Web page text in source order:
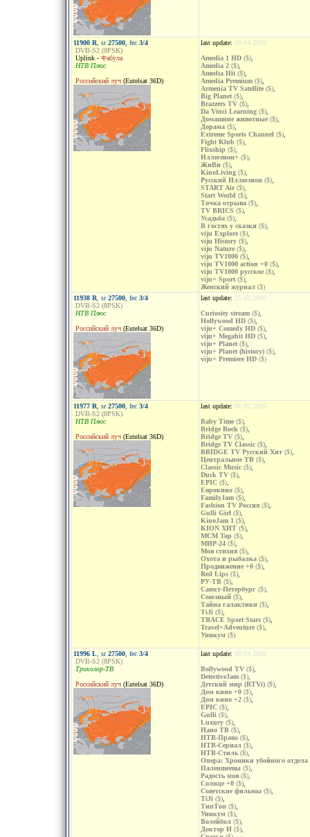
11900 R , sr27500 , fec 3/4
DVB-S2 (8PSK)
Uplink - Фабула
НТВ Плюс
Российский луч (Eutelsat 36D)
last update: 09.04.2026
Amedia 1 HD ($)
Amedia 2 ($)
Amedia Hit ($)
Amedia Premium ($)
Armenia TV Satellite ($)
Big Planet ($)
Brazzers TV ($)
Da Vinci Learning ($)
Домашние животные ($)
Дорама ($)
Extreme Sports Channel ($)
Fight Klub ($)
Flixship ($)
Иллюзион+ ($)
ЖиВи ($)
KinoLiving ($)
Русский Иллюзион ($)
START Air($)
Start World ($)
Точка отрыва ($)
TV BRICS ($)
Усадьба ($)
В гостях у сказки ($)
viju Explore ($)
viju History ($)
viju Nature ($)
viju TV1000 ($)
viju TV1000 action +0 ($)
viju TV1000 русское ($)
viju+ Sport ($)
Женский журнал ($)
11938 R , sr27500 , fec 3/4
DVB-S2 (8PSK)
НТВ Плюс
Российский луч (Eutelsat 36D)
last update: 25.02.2026
Curiosity stream ($)
Hollywood HD ($)
viju+ Comedy HD ($)
viju+ Megahit HD ($)
viju+ Planet ($)
viju+ Planet (history) ($)
viju+ Premiere HD ($)
11977 R , sr27500 , fec 3/4
DVB-S2 (8PSK)
НТВ Плюс
Российский луч (Eutelsat 36D)
last update: 01.07.2026
Baby Time ($)
Bridge Rock ($)
Bridge TV ($)
Bridge TV Classic ($)
BRIDGE TV Русский Хит ($)
Центральное ТВ ($)
Classic Music ($)
Duck TV ($)
EPIC ($)
Еврокино ($)
FamilyJam ($)
Fashion TV Россия ($)
Gulli Girl ($)
KinoJam 1 ($)
KION ХИТ ($)
MCM Top ($)
МИР-24 ($)
Моя стихия ($)
Охота и рыбалка ($)
Продвижение +0 ($)
Red Lips ($)
РУ-ТВ ($)
Санкт-Петербург ($)
Союзный ($)
Тайна галактики ($)
TiJi ($)
TRACE Sport Stars ($)
Travel+Adventure ($)
Уникум ($)
11996 L , sr27500 , fec 3/4
DVB-S2 (8PSK)
Триколор-ТВ
Российский луч (Eutelsat 36D)
last update: 09.04.2026
Bollywood TV ($)
DetectiveJam ($)
Детский мир (RTVi) ($)
Дом кино +0 ($)
Дом кино +2 ($)
EPIC ($)
Gulli ($)
Luxury ($)
Нано ТВ ($)
НТВ-Право ($)
НТВ-Сериал ($)
НТВ-Стиль ($)
Опера: Хроники убойного отдела
Паленшеевы ($)
Радость моя ($)
Солнце +0 ($)
Советские фильмы ($)
TiJi ($)
ТипТоп ($)
Уникум ($)
Волейбол ($)
Доктор И ($)